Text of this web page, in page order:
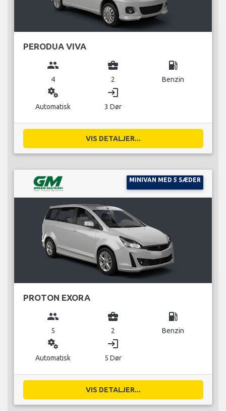
PERODUA VIVA
group
4
business_center
2
local_gas_station
Benzin
miscellaneous_services
Automatisk
login
3 Dør
VIS DETALJER...
MINIVAN MED 5 SÆDER
PROTON EXORA
group
5
business_center
2
local_gas_station
Benzin
miscellaneous_services
Automatisk
login
5 Dør
VIS DETALJER...